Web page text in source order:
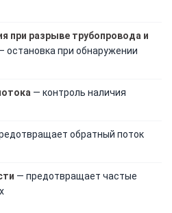
при разрыве трубопровода и
остановка при обнаружении
— контроль наличия
обратный поток
— предотвращает частые